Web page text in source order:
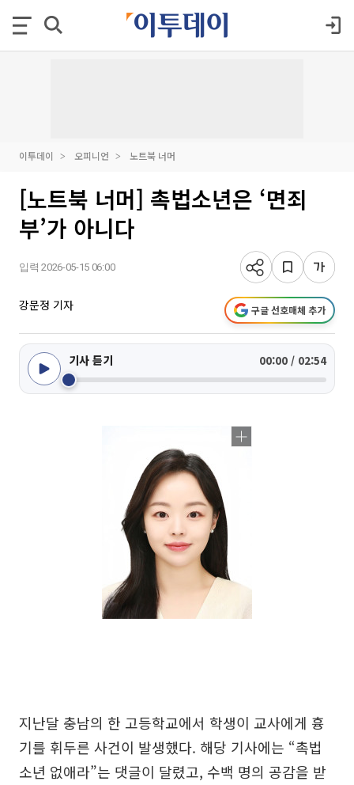
이투데이 오피니언 노트북 너머
[노트북 너머] 촉법소년은 ‘면죄
부’가 아니다
입력 2026-05-15 06:00
강문정 기자 구글 선호매체 추가
기사 듣기 00:00 / 02:54
지난달 충남의 한 고등학교에서 학생이 교사에게 흉
기를 휘두른 사건이 발생했다. 해당 기사에는 “촉법
소년 없애라”는 댓글이 달렸고, 수백 명의 공감을 받